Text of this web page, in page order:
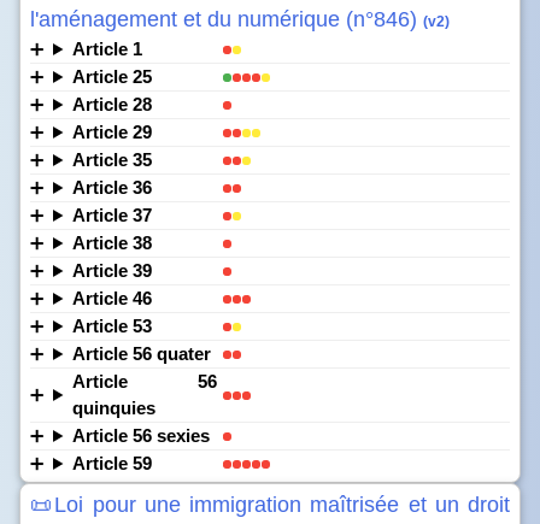
l'aménagement et du numérique (n°846) (v2)
Article 1
Article 25
Article 28
Article 29
Article 35
Article 36
Article 37
Article 38
Article 39
Article 46
Article 53
Article 56 quater
Article 56
quinquies
Article 56 sexies
Article 59
📜Loi pour une immigration maîtrisée et un droit